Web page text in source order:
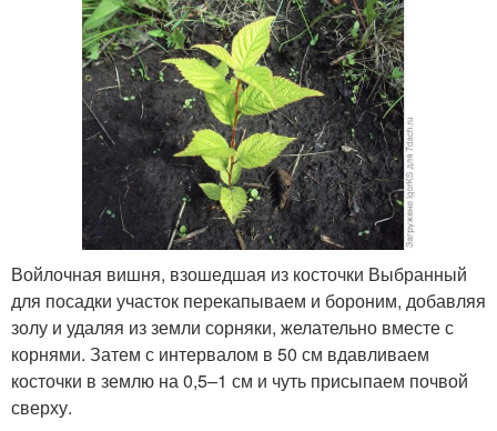
Войлочная вишня, взошедшая из косточки Выбранный
для посадки участок перекапываем и бороним, добавляя
золу и удаляя из земли сорняки, желательно вместе с
корнями. Затем с интервалом в 50 см вдавливаем
косточки в землю на 0,5–1 см и чуть присыпаем почвой
сверху.